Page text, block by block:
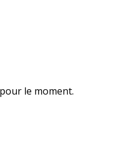
le moment.